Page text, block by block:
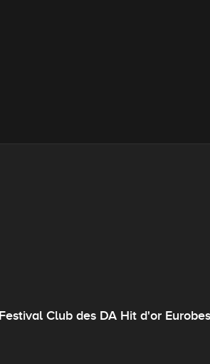
Club des DA Hit d'or